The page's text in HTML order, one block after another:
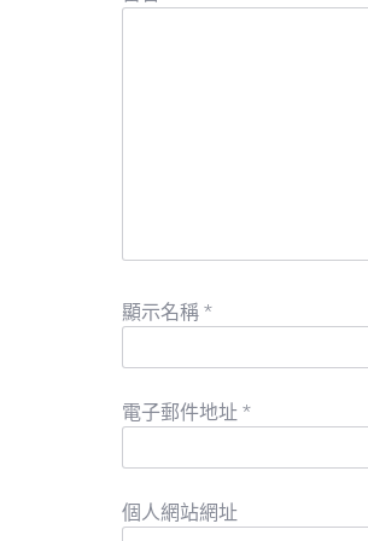
顯示名稱 *
電子郵件地址 *
個人網站網址